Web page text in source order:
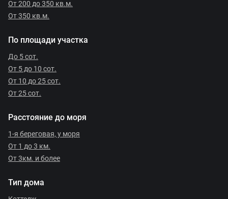
От 200 до 350 кв.м.
От 350 кв.м.
По площади участка
До 5 сот.
От 5 до 10 сот.
От 10 до 25 сот.
От 25 сот.
Расстояние до моря
1-я береговая, у моря
От 1 до 3 км.
От 3км. и более
Тип дома